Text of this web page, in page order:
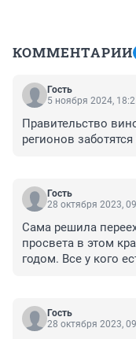
КОММЕНТАРИИ
Гость
5 ноября 2024,
Правительство
регионов
Гость
28 октября 2023,
Сама решила
просвета в этом
годом. Все у кого
Гость
28 октября 2023,